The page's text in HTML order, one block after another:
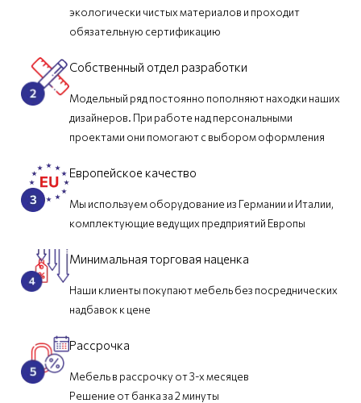
экологически чистых материалов и проходит
обязательную сертификацию
Собственный отдел разработки
Модельный ряд постоянно пополняют находки наших
дизайнеров. При работе над персональными
проектами они помогают с выбором оформления
Европейское качество
Мы используем оборудование из Германии и Италии,
комплектующие ведущих предприятий Европы
Минимальная торговая наценка
Наши клиенты покупают мебель без посреднических
надбавок к цене
Рассрочка
Мебель в рассрочку от 3-х месяцев
Решение от банка за 2 минуты